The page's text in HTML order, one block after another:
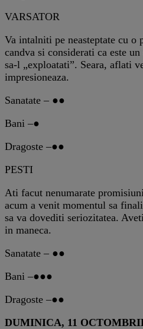
VARSATOR
Va intalniti pe neasteptate cu o
candva si considerati ca este
sa-l „exploatati”. Seara, aflati
impresioneaza.
Sanatate – ●●
Bani –●
Dragoste –●●
PESTI
Ati facut nenumarate
acum a venit momentul sa
sa va dovediti seriozitatea.
in maneca.
Sanatate – ●●
Bani –●●●
Dragoste –●●
DUMINICA, 11